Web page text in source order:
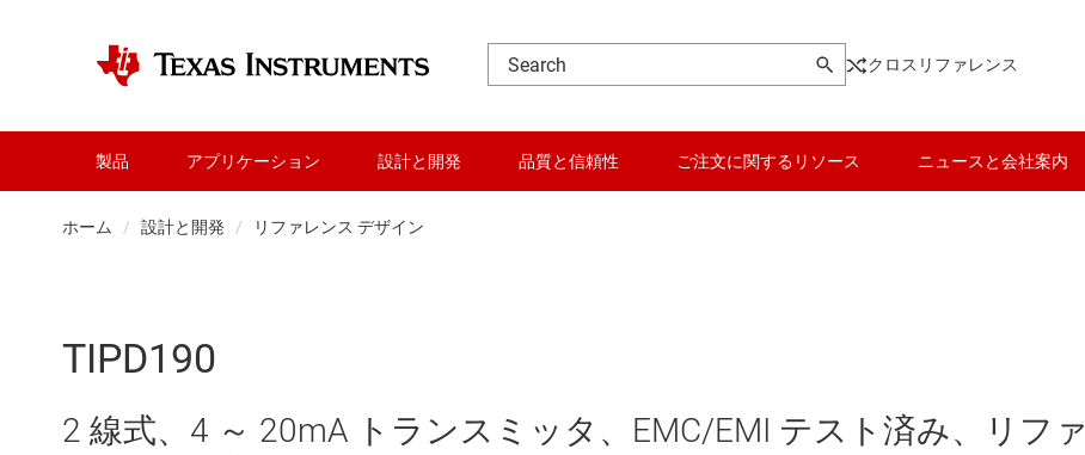
クロスリファレンス
製品 アプリケーション 設計と開発 品質と信頼性 ご注文に関するリソース ニュースと会社案内
ホーム 設計と開発 リファレンス デザイン
TIPD190
2 線式、4 ～ 20mA トランスミッタ、EMC/EMI テスト済み、リファ